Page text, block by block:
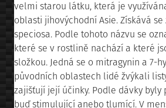
velmi starou látku, která je
oblasti jihovýchodní Asie. Získává
speciosa. Podle tohoto názvu se
které se v rostlině nachází a které
složkou. Jedná se o mitragynin a 7-
původních oblastech lidé žvýkali
zajišťují její účinky. Podle dávky byly
buď stimulující anebo tlumící. V